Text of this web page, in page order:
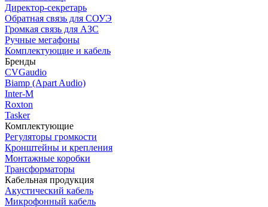
Директор-секретарь
Обратная связь для СОУЭ
Громкая связь для АЗС
Ручные мегафоны
Комплектующие и кабель
Бренды
CVGaudio
Biamp (Apart Audio)
Inter-M
Roxton
Tasker
Комплектующие
Регуляторы громкости
Кронштейны и крепления
Монтажные коробки
Трансформаторы
Кабельная продукция
Акустический кабель
Микрофонный кабель